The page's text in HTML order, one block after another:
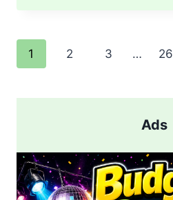
GEWONDE
NA
Paginanavigatie
1 2 3 … 26
Ads